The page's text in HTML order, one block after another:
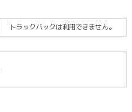
トラックバックは利用できません。